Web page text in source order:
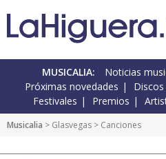
MUSICALIA: Noticias
Próximas novedades
Festivales
Premios
Musicalia > Glasvegas > Canciones